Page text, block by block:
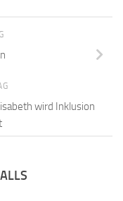
wird Inklusion